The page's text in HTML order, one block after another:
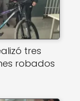
tres
robados